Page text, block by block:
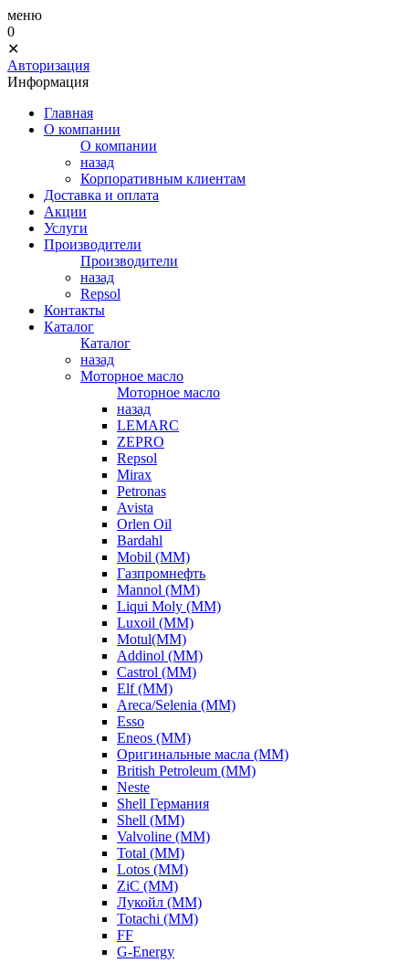
меню
0
✕
Авторизация
Информация
Главная
О компании
О компании
назад
Корпоративным клиентам
Доставка и оплата
Акции
Услуги
Производители
Производители
назад
Repsol
Контакты
Каталог
Каталог
назад
Моторное масло
Моторное масло
назад
LEMARC
ZEPRO
Repsol
Mirax
Petronas
Avista
Orlen Oil
Bardahl
Mobil (ММ)
Газпромнефть
Mannol (ММ)
Liqui Moly (ММ)
Luxoil (ММ)
Motul(ММ)
Addinol (ММ)
Castrol (ММ)
Elf (ММ)
Areca/Selenia (ММ)
Esso
Eneos (ММ)
Оригинальные масла (ММ)
British Petroleum (ММ)
Neste
Shell Германия
Shell (ММ)
Valvoline (ММ)
Total (ММ)
Lotos (ММ)
ZiC (ММ)
Лукойл (ММ)
Totachi (MM)
FF
G-Energy